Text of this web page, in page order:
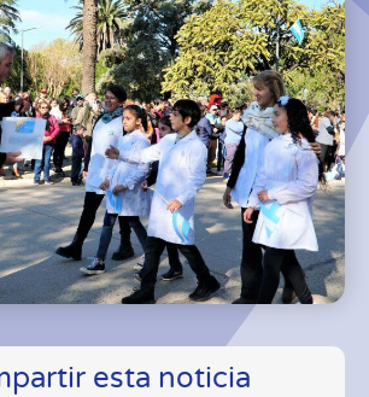
esta noticia